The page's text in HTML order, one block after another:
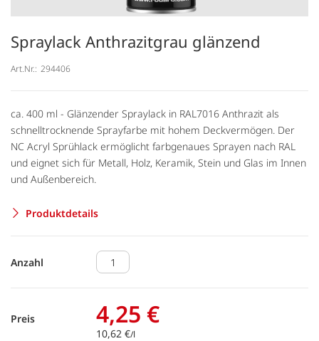
Spraylack Anthrazitgrau glänzend
Art.Nr.: 294406
ca. 400 ml - Glänzender Spraylack in RAL7016 Anthrazit als
schnelltrocknende Sprayfarbe mit hohem Deckvermögen. Der
NC Acryl Sprühlack ermöglicht farbgenaues Sprayen nach RAL
und eignet sich für Metall, Holz, Keramik, Stein und Glas im Innen
und Außenbereich.
Produktdetails
Anzahl
Preis 4,25 €
10,62 €/l